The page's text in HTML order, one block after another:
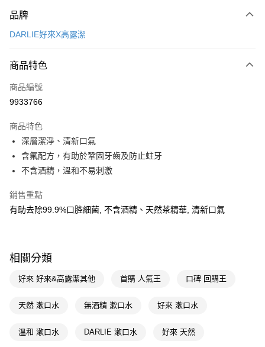
POYA支付
超商取貨付款
LINE Pay
街口支付
悠遊付
Google Pay
AFTEE先享後付
相關說明
１．簡單：不需註冊會員、不需綁卡、不需儲值。
３．安心：先確認商品／服務後，再付款。
【「AFTEE先享後付」結帳流程】
１．於結帳方式選擇「AFTEE先享後付」後，將跳轉至「AFTEE先享後付」
２．訂單成立數日內，您將收到繳費通知簡訊。
運送方式
全家取貨付款
每筆NT$65，滿NT$390(含以上)免運費
品牌
DARLIE好來X高露潔
商品特色
商品編號
9933766
商品特色
深層潔淨、清新口氣
含氟配方，有助於鞏固牙齒及防止蛀牙
不含酒精，溫和不易刺激
銷售重點
有助去除99.9%口腔細菌, 不含酒精、天然茶精華, 清新口氣
相關分類
好來 好來&高露潔其他 首購 人氣王 口碑 回購王
天然 漱口水 無酒精 漱口水 好來 漱口水
溫和 漱口水 DARLIE 漱口水 好來 天然